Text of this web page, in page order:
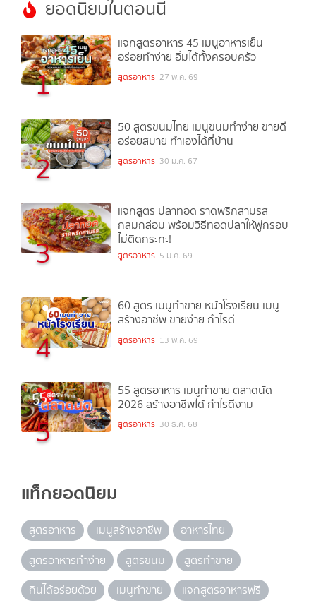
ยอดนิยมในตอนนี้
1
แจกสูตรอาหาร 45 เมนูอาหารเย็น
อร่อยทำง่าย อิ่มได้ทั้งครอบครัว
สูตรอาหาร 27 พ.ค. 69
2
50 สูตรขนมไทย เมนูขนมทำง่าย ขายดี
อร่อยสบาย ทำเองได้ที่บ้าน
สูตรอาหาร 30 ม.ค. 67
3
แจกสูตร ปลาทอด ราดพริกสามรส
กลมกล่อม พร้อมวิธีทอดปลาให้ฟูกรอบ
ไม่ติดกระทะ!
สูตรอาหาร 5 ม.ค. 69
4
60 สูตร เมนูทำขาย หน้าโรงเรียน เมนู
สร้างอาชีพ ขายง่าย กำไรดี
สูตรอาหาร 13 พ.ค. 69
5
55 สูตรอาหาร เมนูทำขาย ตลาดนัด
2026 สร้างอาชีพได้ กำไรดีงาม
สูตรอาหาร 30 ธ.ค. 68
แท็กยอดนิยม
สูตรอาหาร เมนูสร้างอาชีพ
อาหารไทย
สูตรอาหารทำง่าย
สูตรขนม
สูตรทำขาย
กินได้อร่อยด้วย
เมนูทำขาย
แจกสูตรอาหารฟรี